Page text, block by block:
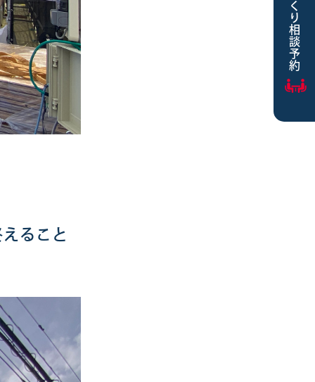
家づくり相談予約
ること